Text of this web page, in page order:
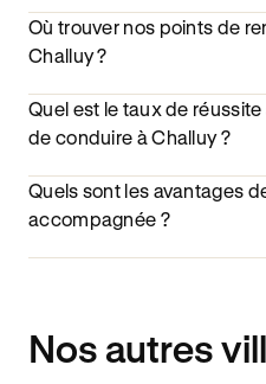
Où trouver nos points de
Challuy ?
Quel est le taux de
de conduire à Challuy ?
Quels sont les avantages
accompagnée ?
Nos autres